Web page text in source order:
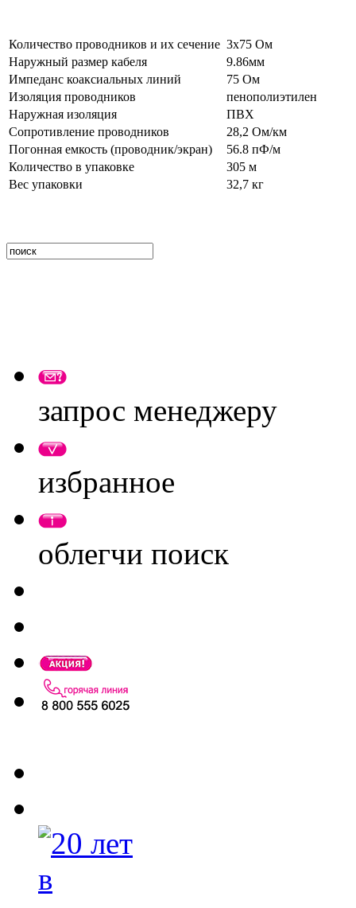
Количество проводников и их сечение 3х75 Ом
Наружный размер кабеля
9.86мм
Импеданс коаксиальных линий
75 Ом
Изоляция проводников
пенополиэтилен
Наружная изоляция
ПВХ
Сопротивление проводников
28,2 Ом/км
Погонная емкость (проводник/экран)
56.8 пФ/м
Количество в упаковке
305 м
Вес упаковки
32,7 кг
запрос менеджеру
избранное
облегчи поиск